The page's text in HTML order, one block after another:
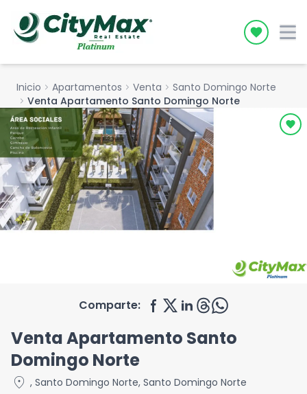
Icon
Inicio chevron_right Apartamentos chevron_right Venta chevron_right Santo Domingo Norte
chevron_right Venta Apartamento Santo Domingo Norte
Comparte:
Venta Apartamento Santo
Domingo Norte
location_on , Santo Domingo Norte, Santo Domingo Norte